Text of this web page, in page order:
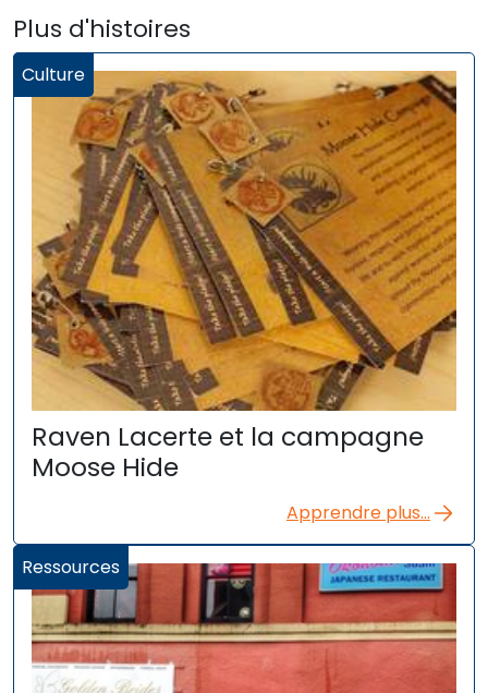
Plus d'histoires
Culture
Raven Lacerte et la campagne
Moose Hide
Apprendre plus...
Ressources